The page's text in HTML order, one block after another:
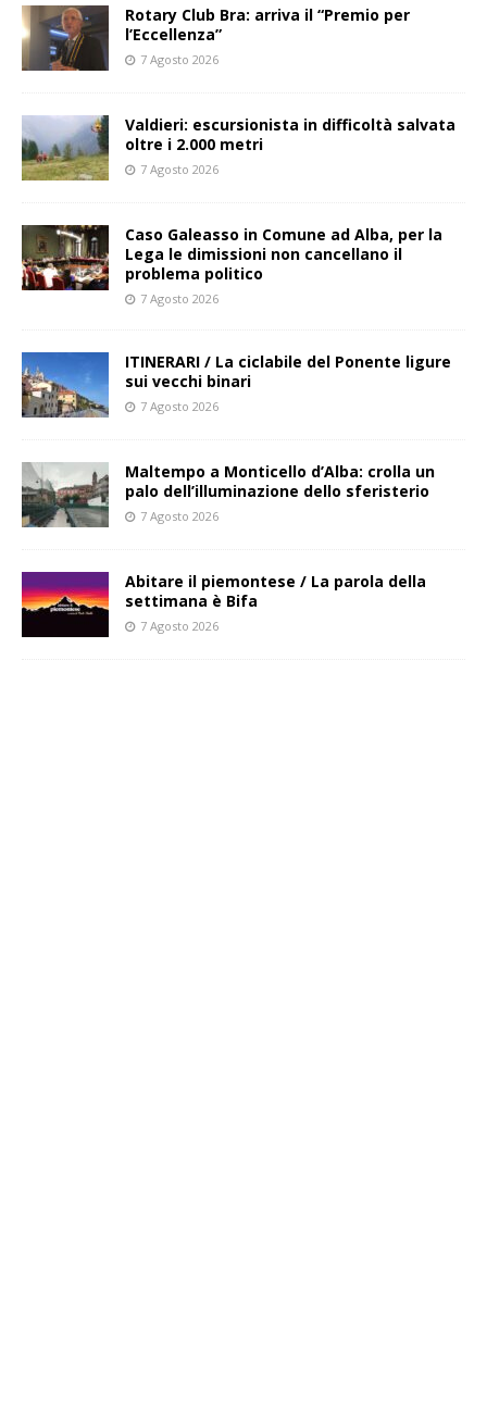
Rotary Club Bra: arriva il “Premio per
l’Eccellenza”
7 Agosto 2026
Valdieri: escursionista in difficoltà salvata
oltre i 2.000 metri
7 Agosto 2026
Caso Galeasso in Comune ad Alba, per la
Lega le dimissioni non cancellano il
problema politico
7 Agosto 2026
ITINERARI / La ciclabile del Ponente ligure
sui vecchi binari
7 Agosto 2026
Maltempo a Monticello d’Alba: crolla un
palo dell’illuminazione dello sferisterio
7 Agosto 2026
Abitare il piemontese / La parola della
settimana è Bifa
7 Agosto 2026